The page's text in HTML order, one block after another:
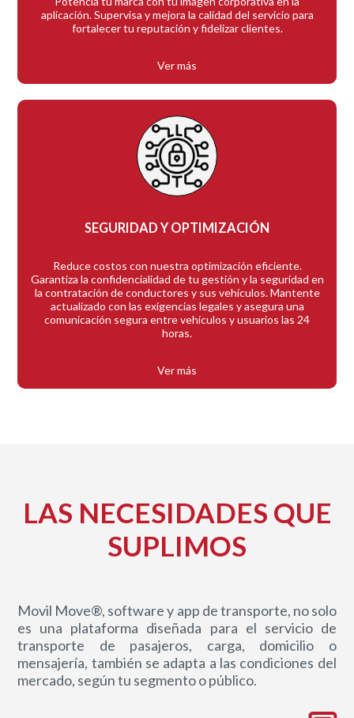
aplicación. Supervisa y mejora la calidad del servicio para
fortalecer tu reputación y fidelizar clientes.
Ver más
SEGURIDAD Y OPTIMIZACIÓN
Reduce costos con nuestra optimización eficiente.
Garantiza la confidencialidad de tu gestión y la seguridad en
la contratación de conductores y sus vehículos. Mantente
actualizado con las exigencias legales y asegura una
comunicación segura entre vehículos y usuarios las 24
horas.
Ver más
LAS NECESIDADES QUE
SUPLIMOS
Movil Move®, software y app de transporte, no solo
es una plataforma diseñada para el servicio de
transporte de pasajeros, carga, domicilio o
mensajería, también se adapta a las condiciones del
mercado, según tu segmento o público.